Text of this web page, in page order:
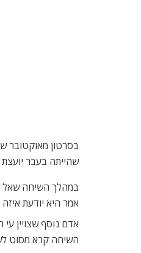
בסרטון מאוקטובר
שהייתה בעבר
במהלך השיחה שאל
אמר היא יודעת
אדם נוסף שצויין
השיחה קרא מסוט